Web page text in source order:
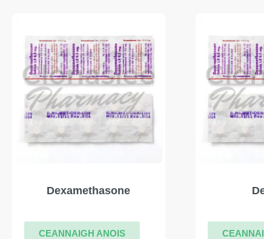
Dexamethasone
CEANNAIGH ANOIS